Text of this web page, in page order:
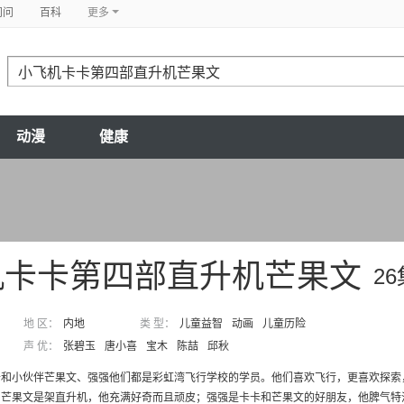
百科 更多
动漫 健康
26
卡第四部直升机芒果文
地 区： 内地 类 型： 儿童益智 动画
儿童历险
声 优：
张碧玉 唐小喜 宝木 陈喆 邱秋
小伙伴芒果文、强强他们都是彩虹湾飞行学校的学员。他们喜欢飞行，更喜欢探
果文是架直升机，他充满好奇而且顽皮；强强是卡卡和芒果文的好朋友，他脾气